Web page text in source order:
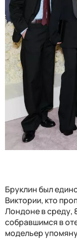
Бруклин был
Виктории, кто
Лондоне в среду,
собравшимся в
модельер